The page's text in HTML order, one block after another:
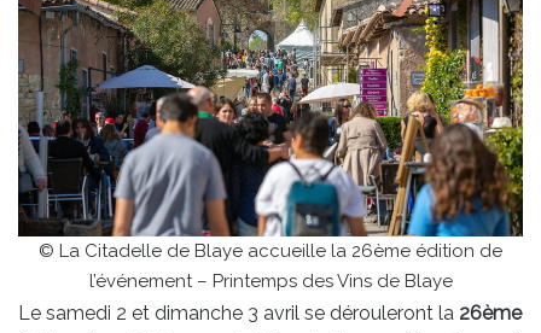
© La Citadelle de Blaye accueille la 26ème édition de
l’événement – Printemps des Vins de Blaye
Le samedi 2 et dimanche 3 avril se dérouleront la 26ème